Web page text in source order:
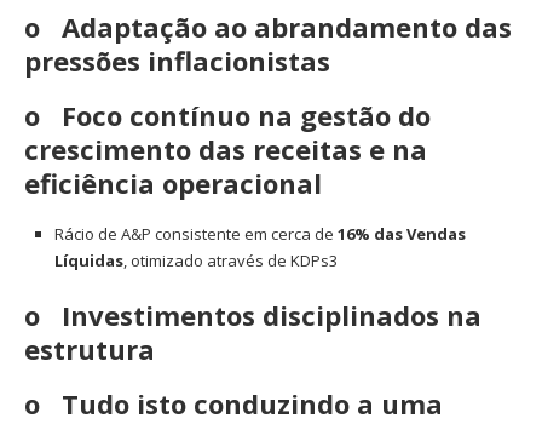
o Adaptação ao abrandamento das
pressões inflacionistas
o Foco contínuo na gestão do
crescimento das receitas e na
eficiência operacional
Rácio de A&P consistente em cerca de 16% das Vendas
Líquidas, otimizado através de KDPs3
o Investimentos disciplinados na
estrutura
o Tudo isto conduzindo a uma